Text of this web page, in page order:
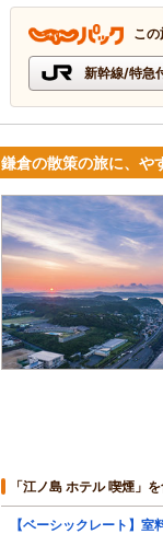
こ
新幹線/特急
鎌倉の散策の旅に、や
「江ノ島 ホテル 喫煙」
【ベーシックレート】室